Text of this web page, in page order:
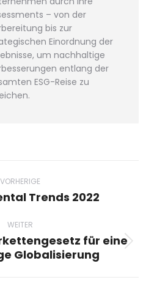
– von der
bis zur
Einordnung der
um nachhaltige
entlang der
ESG-Reise zu
VORHERIGE
Vorheriger
Trends 2022
WEITER
Nächster
für eine
Globalisierung